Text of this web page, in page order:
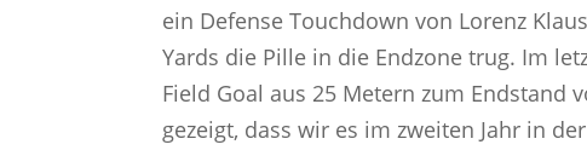
ein Defense Touchdown von Lorenz
Yards die Pille in die Endzone trug. Im
Field Goal aus 25 Metern zum Endstand
gezeigt, dass wir es im zweiten Jahr in